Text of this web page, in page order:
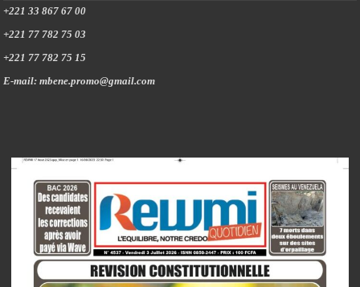
+221 33 867 67 00
+221 77 782 75 03
+221 77 782 75 15
E-mail: mbene.promo@gmail.com